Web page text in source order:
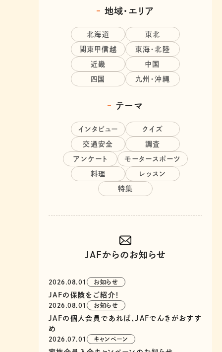
地域・エリア
北海道 東北
関東甲信越 東海・北陸
近畿 中国
四国 九州・沖縄
テーマ
インタビュー クイズ
交通安全 調査
アンケート モータースポーツ
料理 レッスン
特集
JAFからのお知らせ
2026.08.01 お知らせ
JAFの保険をご紹介！
2026.08.01 お知らせ
JAFの個人会員であれば、JAFでんきがおすす
め
2026.07.01 キャンペーン